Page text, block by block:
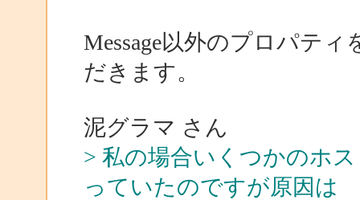
Message以外のプロパテ
だきます。
泥グラマ さん
> 私の場合いくつかのホ
っていたのですが原因は